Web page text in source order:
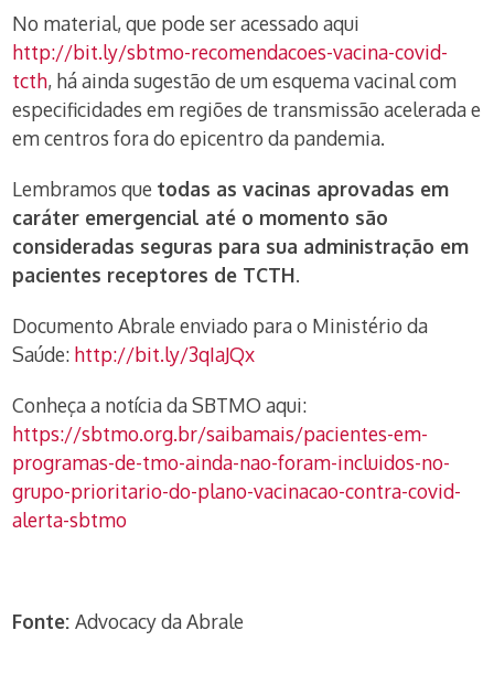
No material, que pode ser acessado aqui
http://bit.ly/sbtmo-recomendacoes-vacina-covid-
tcth, há ainda sugestão de um esquema vacinal com
especificidades em regiões de transmissão acelerada e
em centros fora do epicentro da pandemia.
Lembramos que todas as vacinas aprovadas em
caráter emergencial até o momento são
consideradas seguras para sua administração em
pacientes receptores de TCTH.
Documento Abrale enviado para o Ministério da
Saúde: http://bit.ly/3qIaJQx
Conheça a notícia da SBTMO aqui:
https://sbtmo.org.br/saibamais/pacientes-em-
programas-de-tmo-ainda-nao-foram-incluidos-no-
grupo-prioritario-do-plano-vacinacao-contra-covid-
alerta-sbtmo
Fonte:Advocacy da Abrale